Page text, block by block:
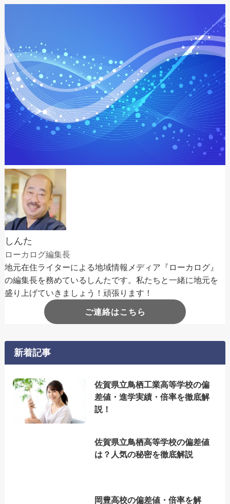
しんた
ローカログ編集長
地元在住ライターによる地域情報メディア『ローカログ』
の編集長を務めているしんたです。私たちと一緒に地元を
盛り上げていきましょう！頑張ります！
ご連絡はこちら
新着記事
佐賀県立鳥栖工業高等学校の偏
差値・進学実績・倍率を徹底解
説！
佐賀県立鳥栖高等学校の偏差値
は？人気の秘密を徹底解説
岡豊高校の偏差値・倍率を解